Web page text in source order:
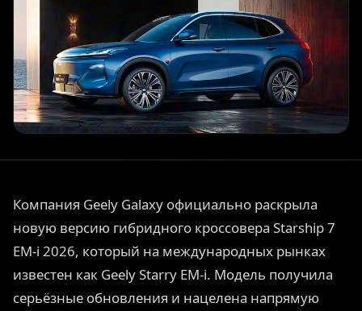
Компания Geely Galaxy официально раскрыла
новую версию гибридного кроссовера Starship 7
EM-i 2026, который на международных рынках
известен как Geely Starry EM-i. Модель получила
серьёзные обновления и нацелена напрямую